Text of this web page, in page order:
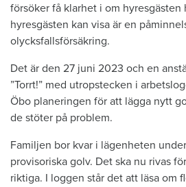
försöker få klarhet i om
hyresgästen kan visa är en
olycksfallsförsäkring.
Det är den 27 juni 2023 och en
”Torrt!” med utropstecken i
Öbo planeringen för att lägga nytt
de stöter på problem.
Familjen bor kvar i lägenheten
provisoriska golv. Det ska nu rivas
riktiga. I loggen står det att läsa om